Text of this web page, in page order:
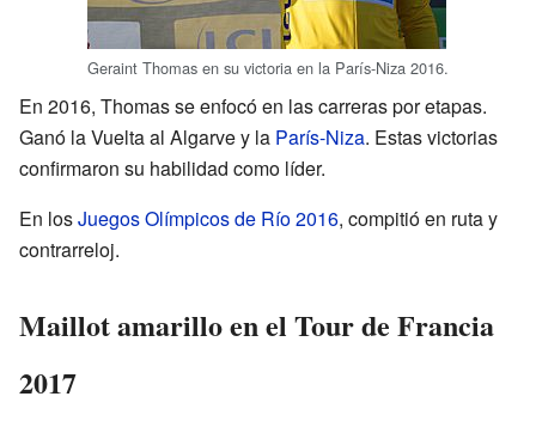
Geraint Thomas en su victoria en la París-Niza 2016.
En 2016, Thomas se enfocó en las carreras por etapas.
Ganó la Vuelta al Algarve y la París-Niza. Estas victorias
confirmaron su habilidad como líder.
En losJuegos Olímpicos de Río 2016, compitió en ruta y
contrarreloj.
Maillot amarillo en el Tour de Francia
2017